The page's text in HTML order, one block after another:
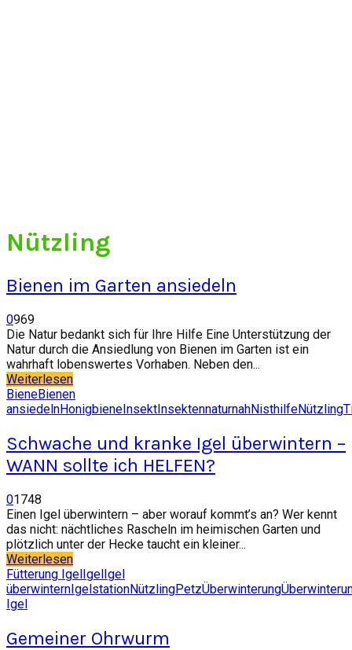
Nützling
Bienen im Garten ansiedeln
0969
Die Natur bedankt sich für Ihre Hilfe Eine Unterstützung der
Natur durch die Ansiedlung von Bienen im Garten ist ein
wahrhaft lobenswertes Vorhaben. Neben den...
Weiterlesen
BieneBienen
ansiedelnHonigbieneInsektInsektennaturnahNisthilfeNützling
Schwache und kranke Igel überwintern –
WANN sollte ich HELFEN?
01748
Einen Igel überwintern – aber worauf kommt’s an? Wer kennt
das nicht: nächtliches Rascheln im heimischen Garten und
plötzlich unter der Hecke taucht ein kleiner...
Weiterlesen
Fütterung IgelIgelIgel
überwinternIgelstationNützlingPetzÜberwinterung
Igel
Gemeiner Ohrwurm